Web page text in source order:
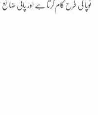
ٹوپا کی طرح کام کرتا ہے اور پانی ضائع